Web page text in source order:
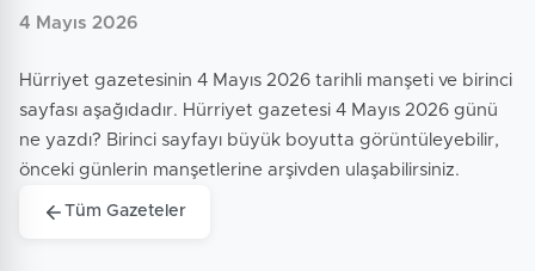
4 Mayıs 2026
Hürriyet gazetesinin 4 Mayıs 2026 tarihli manşeti ve birinci
sayfası aşağıdadır. Hürriyet gazetesi 4 Mayıs 2026 günü
ne yazdı? Birinci sayfayı büyük boyutta görüntüleyebilir,
önceki günlerin manşetlerine arşivden ulaşabilirsiniz.
Tüm Gazeteler